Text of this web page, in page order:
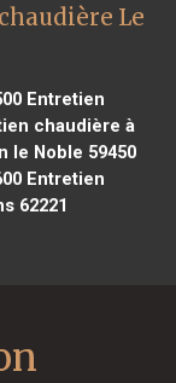
Le
Entretien
chaudière à
le Noble 59450
Entretien
62221